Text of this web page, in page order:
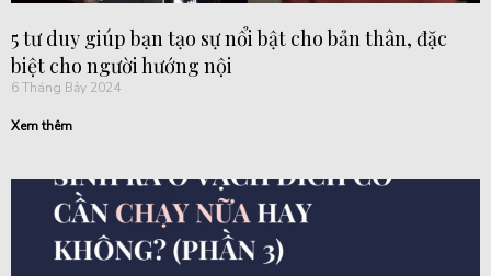
5 tư duy giúp bạn tạo sự nổi bật cho bản thân, đặc
biệt cho người hướng nội
6 Tháng Bảy 2024
Xem thêm